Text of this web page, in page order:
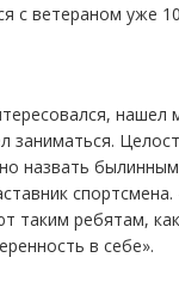
с ветераном уже
нашел
заниматься.
назвать былинным
спортсмена.
таким ребятам,
в себе».